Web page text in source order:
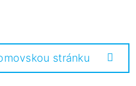
stránku